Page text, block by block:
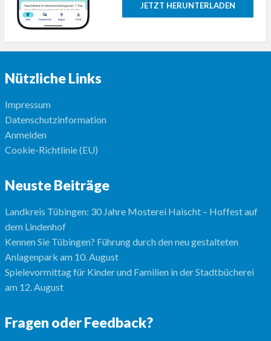
JETZT HERUNTERLADEN
Nützliche Links
Impressum
Datenschutzinformation
Anmelden
Cookie-Richtlinie (EU)
Neuste Beiträge
Landkreis Tübingen: 30 Jahre Mosterei Haischt – Hoffest auf
dem Lindenhof
Kennen Sie Tübingen? Führung durch den neu gestalteten
Anlagenpark am 10. August
Spielevormittag für Kinder und Familien in der Stadtbücherei
am 12. August
Fragen oder Feedback?